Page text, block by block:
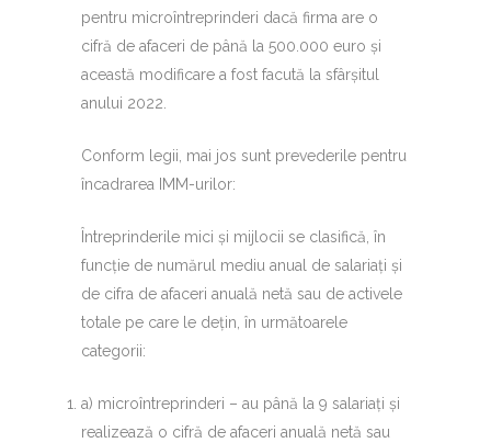
pentru microîntreprinderi dacă firma are o
cifră de afaceri de până la 500.000 euro și
această modificare a fost facută la sfârșitul
anului 2022.
Conform legii, mai jos sunt prevederile pentru
încadrarea IMM-urilor:
Întreprinderile mici și mijlocii se clasifică, în
funcție de numărul mediu anual de salariați și
de cifra de afaceri anuală netă sau de activele
totale pe care le dețin, în următoarele
categorii:
a) microîntreprinderi – au până la 9 salariați și
realizează o cifră de afaceri anuală netă sau